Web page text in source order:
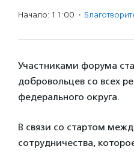
Начало: 11:00 ·
Участниками форума
добровольцев со всех
федерального округа.
В связи со стартом
сотрудничества,